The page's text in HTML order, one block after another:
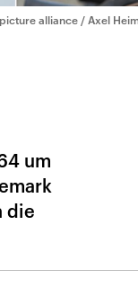
alliance / Axel
um
die